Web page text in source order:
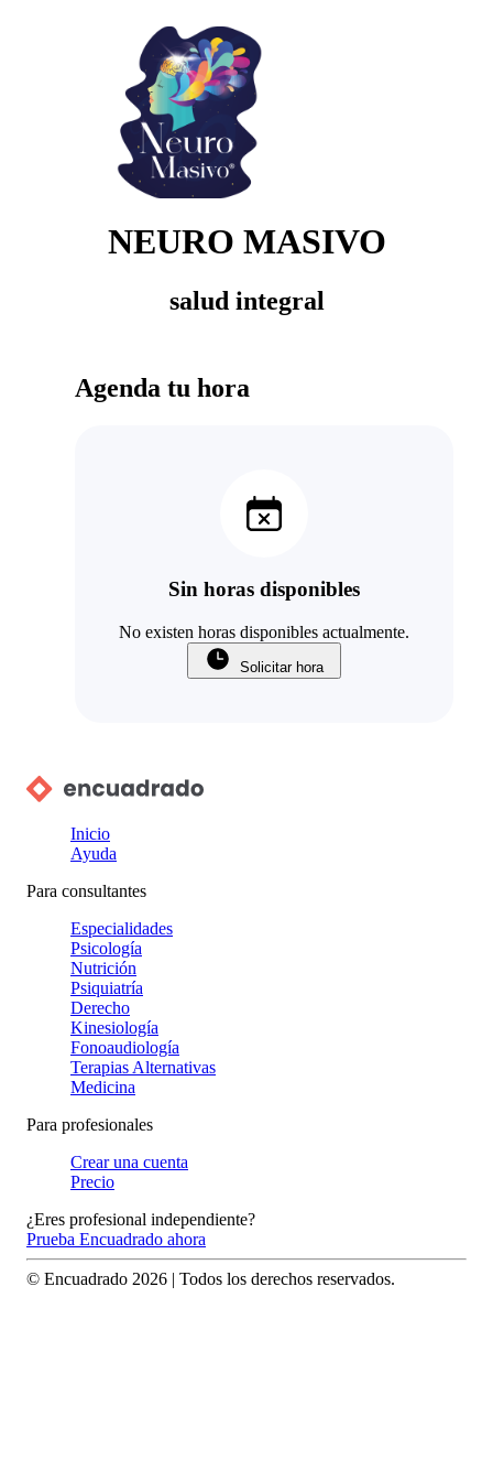
NEURO MASIVO
salud integral
Agenda tu hora
Sin horas disponibles
No existen horas disponibles actualmente.
Solicitar hora
Inicio
Ayuda
Para consultantes
Especialidades
Psicología
Nutrición
Psiquiatría
Derecho
Kinesiología
Fonoaudiología
Terapias Alternativas
Medicina
Para profesionales
Crear una cuenta
Precio
¿Eres profesional independiente?
Prueba Encuadrado ahora
© Encuadrado 2026 | Todos los derechos reservados.